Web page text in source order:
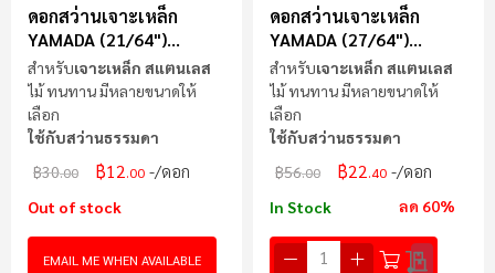
ดอกสว่านเจาะเหล็ก
YAMADA (21/64")
8.3mm
สำหรับเจาะเหล็ก สแตนเลส
ไม้ ทนทาน มีหลายขนาดให้
เลือก
ใช้กับสว่านธรรมดา
฿30.00 ฿12.00 /ดอก
Out of stock
EMAIL ME WHEN AVAILABLE
ดอกสว่านเจาะเหล็ก
YAMADA (27/64")
10.7mm
สำหรับเจาะเหล็ก สแตนเลส
ไม้ ทนทาน มีหลายขนาดให้
เลือก
ใช้กับสว่านธรรมดา
฿56.00 ฿22.40 /ดอก
In Stock ลด 60%